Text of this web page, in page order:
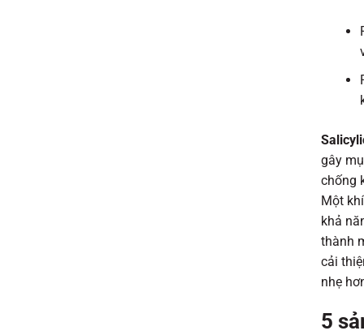
gây
chống
Một
khả
thành
cải
nhẹ
5